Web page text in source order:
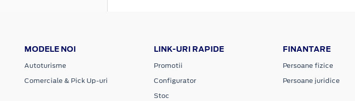
MODELE NOI
Autoturisme
Comerciale & Pick Up-uri
LINK-URI RAPIDE
Promotii
Configurator
Stoc
FINANTARE
Persoane fizice
Persoane juridice